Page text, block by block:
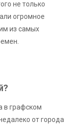
не только
огромное
из самых
в графском
от города